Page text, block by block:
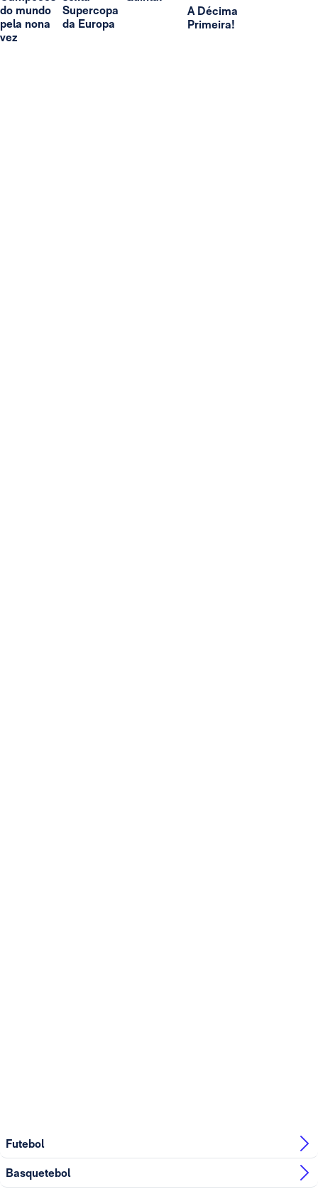
do mundo
pela nona
vez
Supercopa
da Europa
A Décima
Primeira!
Futebol
Basquetebol